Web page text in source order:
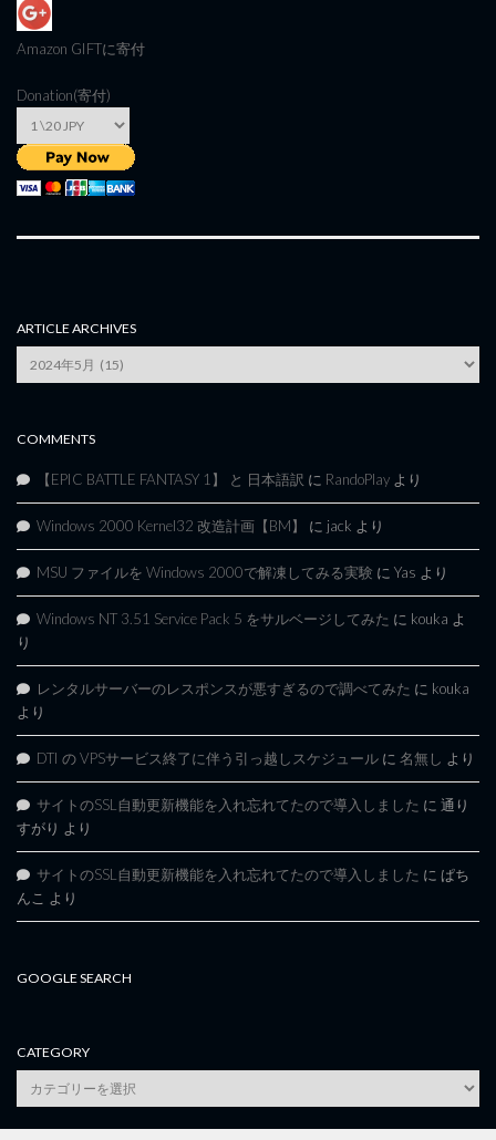
Amazon GIFTに寄付
Donation(寄付)
ARTICLE ARCHIVES
Archives
COMMENTS
【EPIC BATTLE FANTASY 1】 と 日本語訳 に RandoPlay より
Windows 2000 Kernel32 改造計画【BM】 に jack より
MSU ファイルを Windows 2000で解凍してみる実験 に Yas より
Windows NT 3.51 Service Pack 5 をサルベージしてみた に kouka よ
り
レンタルサーバーのレスポンスが悪すぎるので調べてみた に kouka
より
DTI の VPSサービス終了に伴う引っ越しスケジュール に 名無し より
サイトのSSL自動更新機能を入れ忘れてたので導入しました に 通り
すがり より
サイトのSSL自動更新機能を入れ忘れてたので導入しました に ぱち
んこ より
GOOGLE SEARCH
CATEGORY
category